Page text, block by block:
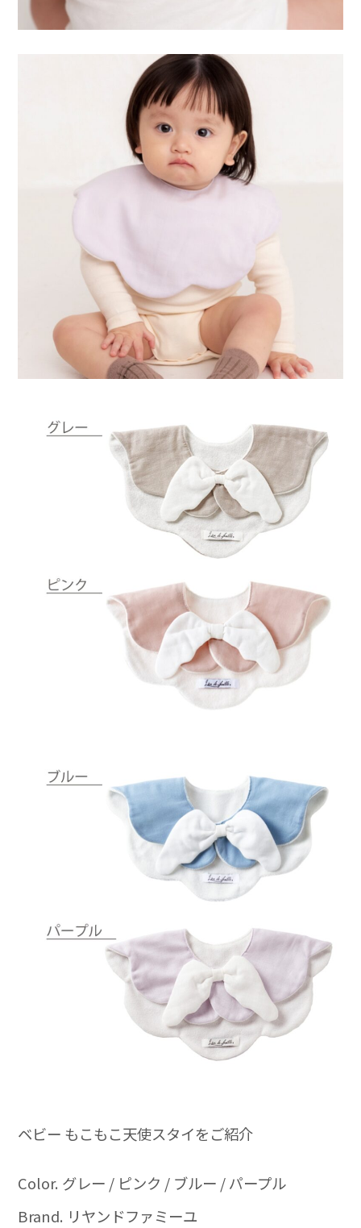
ベビー もこもこ天使スタイをご紹介
Color. グレー / ピンク / ブルー / パープル
Brand. リヤンドファミーユ